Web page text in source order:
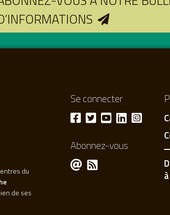
du
de ses
Se connecter
Abonnez-vous